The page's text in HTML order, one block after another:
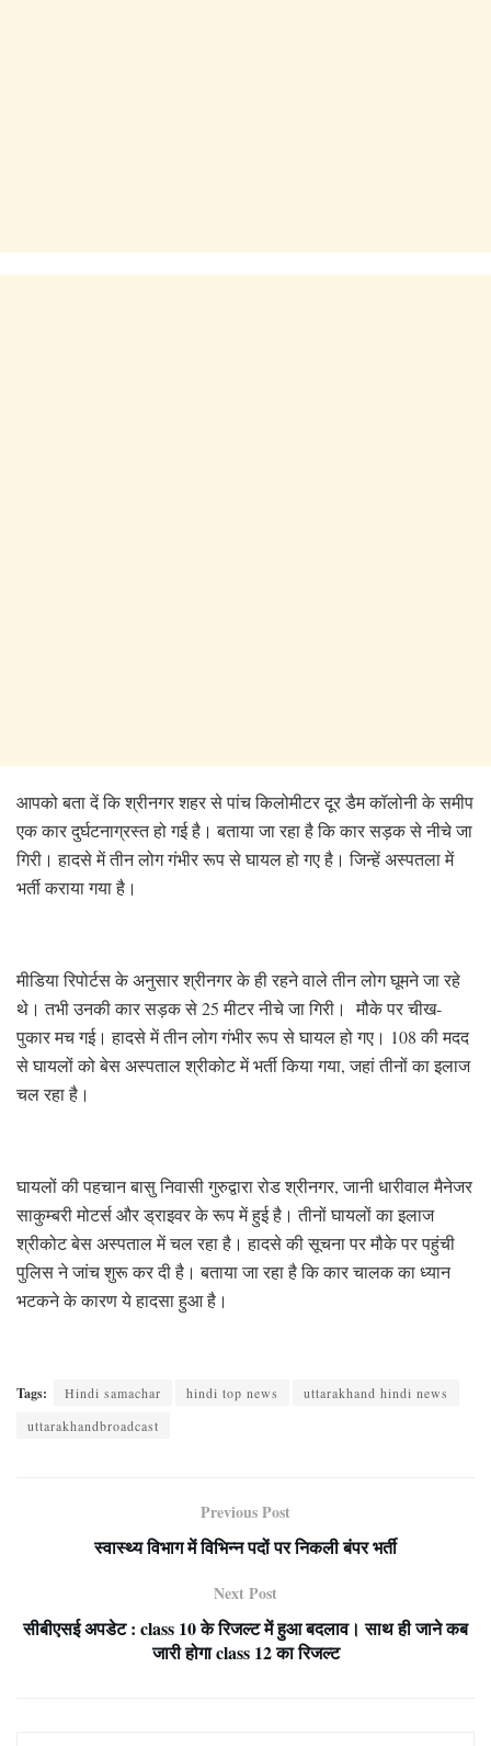
आपको बता दें कि श्रीनगर शहर से पांच किलोमीटर दूर डैम कॉलोनी के समीप
एक कार दुर्घटनाग्रस्त हो गई है। बताया जा रहा है कि कार सड़क से नीचे जा
गिरी। हादसे में तीन लोग गंभीर रूप से घायल हो गए है। जिन्हें अस्पतला में
भर्ती कराया गया है।
मीडिया रिपोर्टस के अनुसार श्रीनगर के ही रहने वाले तीन लोग घूमने जा रहे
थे। तभी उनकी कार सड़क से 25 मीटर नीचे जा गिरी। मौके पर चीख-
पुकार मच गई। हादसे में तीन लोग गंभीर रूप से घायल हो गए। 108 की मदद
से घायलों को बेस अस्पताल श्रीकोट में भर्ती किया गया, जहां तीनों का इलाज
चल रहा है।
घायलों की पहचान बासु निवासी गुरुद्वारा रोड श्रीनगर, जानी धारीवाल मैनेजर
साकुम्बरी मोटर्स और ड्राइवर के रूप में हुई है। तीनों घायलों का इलाज
श्रीकोट बेस अस्पताल में चल रहा है। हादसे की सूचना पर मौके पर पहुंची
पुलिस ने जांच शुरू कर दी है। बताया जा रहा है कि कार चालक का ध्यान
भटकने के कारण ये हादसा हुआ है।
Tags: Hindi samachar hindi top news
uttarakhand hindi news
uttarakhandbroadcast
Previous Post
स्वास्थ्य विभाग में विभिन्न पदों पर निकली बंपर भर्ती
Next Post
सीबीएसई अपडेट : class 10 के रिजल्ट में हुआ बदलाव। साथ ही जाने कब
जारी होगा class 12 का रिजल्ट